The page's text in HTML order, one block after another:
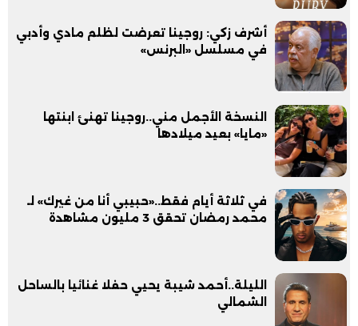
أشرف زكي: روجينا تعرضت لظلم مادي وأدبي
في مسلسل «البرنس»
النسخة الأجمل مني..روجينا تهنئ ابنتها
«مايا» بعيد ميلادها
في ثلاثة أيام فقط..«حبيبي أنا من غيرك» لـ
محمد رمضان تحقق 3 مليون مشاهدة
الليلة..أحمد شيبة يحيي حفلا غنائيا بالساحل
الشمالي